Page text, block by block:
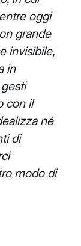
oggi
grande
invisibile,
in
con il
né
di
modo di